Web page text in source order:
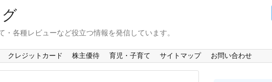
各種レビューなど役立つ情報を発信しています。
クレジットカード 株主優待 育児・子育て サイトマップ お問い合わせ